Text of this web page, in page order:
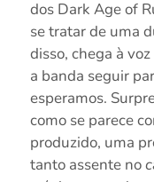
dos Dark Age of
se tratar de uma
disso, chega à
a banda seguir
esperamos.
como se parece
produzido, uma
tanto assente no